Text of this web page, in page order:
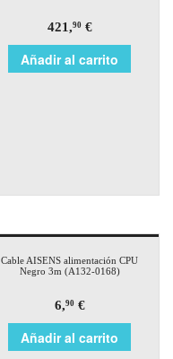
421,90€
Añadir al carrito
Cable AISENS alimentación CPU
Negro 3m (A132-0168)
6,90€
Añadir al carrito